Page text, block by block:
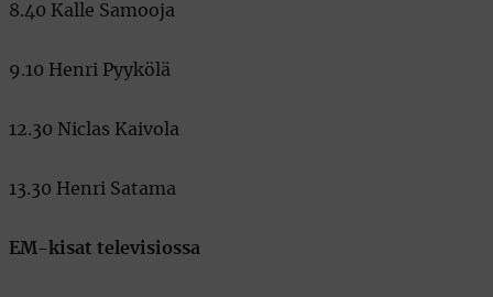
8.40 Kalle Samooja
9.10 Henri Pyykölä
12.30 Niclas Kaivola
13.30 Henri Satama
EM-kisat televisiossa